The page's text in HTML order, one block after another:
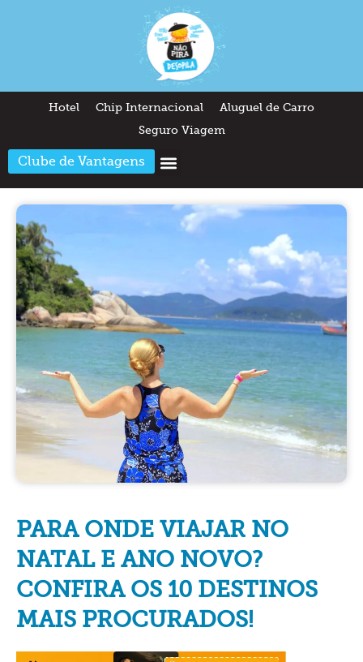
Hotel Chip Internacional
Aluguel de Carro
Seguro Viagem
Clube de Vantagens
PARA ONDE VIAJAR NO
NATAL E ANO NOVO?
CONFIRA OS 10 DESTINOS
MAIS PROCURADOS!